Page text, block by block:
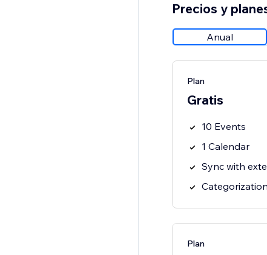
Precios y
Anual
Plan
Gratis
10 Events
1 Calendar
Sync with
Categorization
Plan